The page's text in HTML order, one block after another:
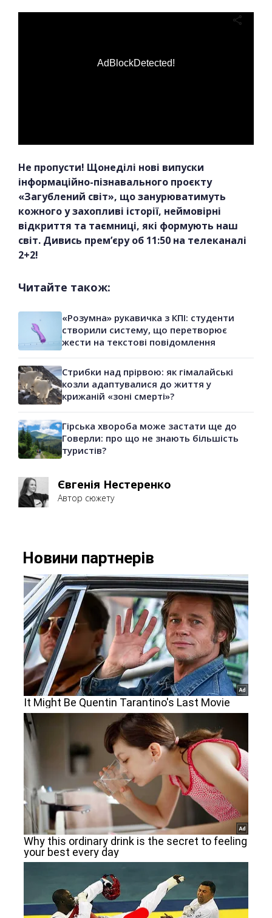
AdBlockDetected!
Не пропусти! Щонеділі нові випуски
інформаційно-пізнавального проєкту
«Загублений світ», що занурюватимуть
кожного у захопливі історії, неймовірні
відкриття та таємниці, які формують наш
світ. Дивись прем’єру об 11:50 на телеканалі
2+2!
Читайте також:
«Розумна» рукавичка з КПІ: студенти
створили систему, що перетворює
жести на текстові повідомлення
Стрибки над прірвою: як гімалайські
козли адаптувалися до життя у
крижаній «зоні смерті»?
Гірська хвороба може застати ще до
Говерли: про що не знають більшість
туристів?
Євгенія Нестеренко
Автор сюжету